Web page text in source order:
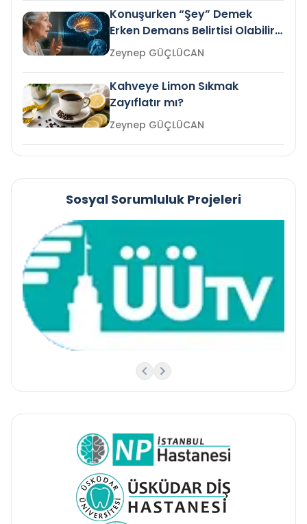
Konuşurken “Şey” Demek
Erken Demans Belirtisi Olabilir
mi?
Zeynep GÜÇLÜCAN
Kahveye Limon Sıkmak
Zayıflatır mı?
Zeynep GÜÇLÜCAN
Sosyal Sorumluluk Projeleri